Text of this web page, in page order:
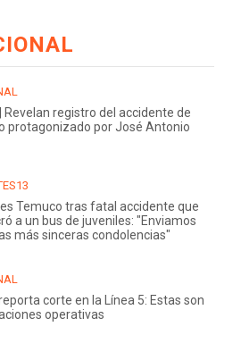
Revelan registro del accidente de
protagonizado por José Antonio
Temuco tras fatal accidente que
a un bus de juveniles: "Enviamos
más sinceras condolencias"
corte en la Línea 5: Estas son
operativas